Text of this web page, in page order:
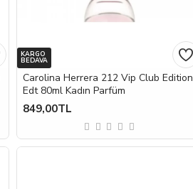
KARGO
BEDAVA
Carolina Herrera 212 Vip Club Edition
Edt 80ml Kadın Parfüm
849,00TL